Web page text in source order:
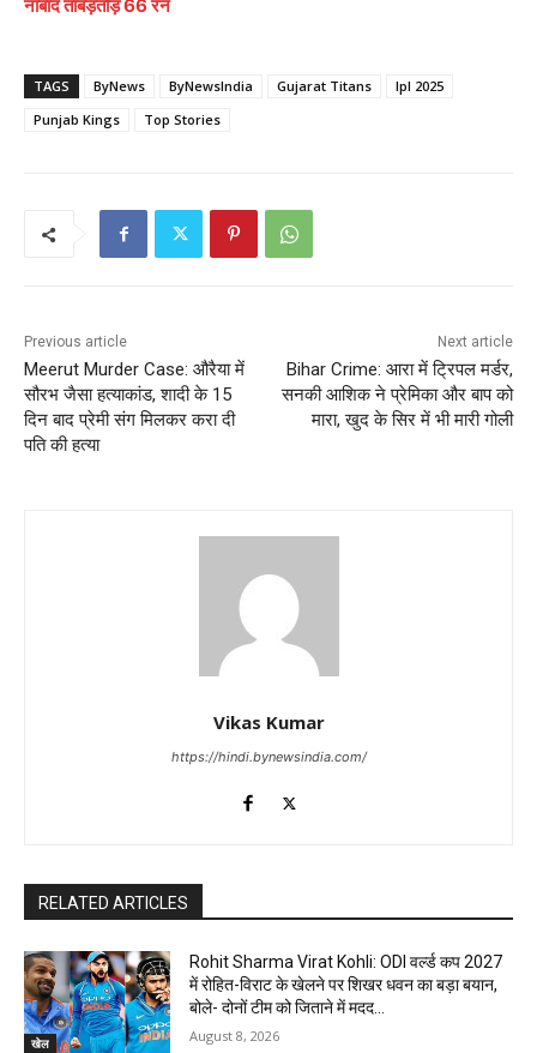
नाबाद ताबड़तोड़ 66 रन
TAGS ByNews ByNewsIndia Gujarat Titans
Ipl 2025
Punjab Kings
Top Stories
Previous article
Meerut Murder Case: औरैया में
सौरभ जैसा हत्याकांड, शादी के 15
दिन बाद प्रेमी संग मिलकर करा दी
पति की हत्या
Next article
Bihar Crime: आरा में ट्रिपल मर्डर,
सनकी आशिक ने प्रेमिका और बाप को
मारा, खुद के सिर में भी मारी गोली
Vikas Kumar
https://hindi.bynewsindia.com/
RELATED ARTICLES
खेल
Rohit Sharma Virat Kohli: ODI वर्ल्ड कप 2027
में रोहित-विराट के खेलने पर शिखर धवन का बड़ा बयान,
बोले- दोनों टीम को जिताने में मदद...
August 8, 2026